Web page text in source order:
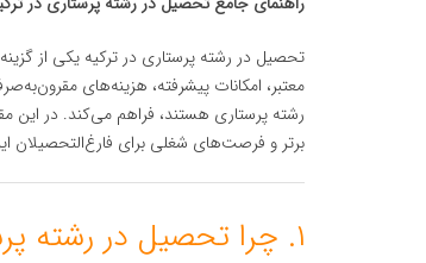
تحصیل در رشته پرستاری در ترکیه یکی از
معتبر، امکانات پیشرفته، هزینه‌های
رشته پرستاری هستند، فراهم می‌کند. در این
برتر و فرصت‌های شغلی برای فارغ‌التحصیلان
۱. چرا تحصیل در رشته پرستاری در ترکیه؟